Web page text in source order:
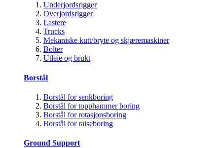
Underjordsrigger
Overjordsrigger
Lastere
Trucks
Mekaniske kutt/bryte og skjæremaskiner
Bolter
Utleie og brukt
Borstål
Borstål for senkboring
Borstål for topphammer boring
Borstål for rotasjonsboring
Borstål for raiseboring
Ground Support